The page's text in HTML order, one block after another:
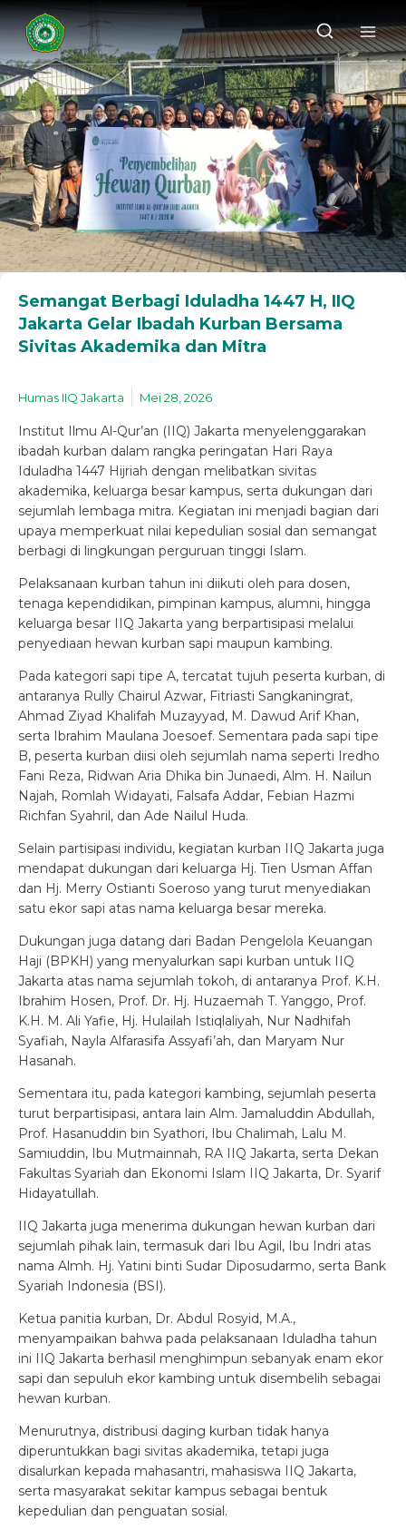
Semangat Berbagi Iduladha 1447 H, IIQ
Jakarta Gelar Ibadah Kurban Bersama
Sivitas Akademika dan Mitra
Humas IIQ Jakarta Mei 28, 2026
Institut Ilmu Al-Qur’an (IIQ) Jakarta menyelenggarakan
ibadah kurban dalam rangka peringatan Hari Raya
Iduladha 1447 Hijriah dengan melibatkan sivitas
akademika, keluarga besar kampus, serta dukungan dari
sejumlah lembaga mitra. Kegiatan ini menjadi bagian dari
upaya memperkuat nilai kepedulian sosial dan semangat
berbagi di lingkungan perguruan tinggi Islam.
Pelaksanaan kurban tahun ini diikuti oleh para dosen,
tenaga kependidikan, pimpinan kampus, alumni, hingga
keluarga besar IIQ Jakarta yang berpartisipasi melalui
penyediaan hewan kurban sapi maupun kambing.
Pada kategori sapi tipe A, tercatat tujuh peserta kurban, di
antaranya Rully Chairul Azwar, Fitriasti Sangkaningrat,
Ahmad Ziyad Khalifah Muzayyad, M. Dawud Arif Khan,
serta Ibrahim Maulana Joesoef. Sementara pada sapi tipe
B, peserta kurban diisi oleh sejumlah nama seperti Iredho
Fani Reza, Ridwan Aria Dhika bin Junaedi, Alm. H. Nailun
Najah, Romlah Widayati, Falsafa Addar, Febian Hazmi
Richfan Syahril, dan Ade Nailul Huda.
Selain partisipasi individu, kegiatan kurban IIQ Jakarta juga
mendapat dukungan dari keluarga Hj. Tien Usman Affan
dan Hj. Merry Ostianti Soeroso yang turut menyediakan
satu ekor sapi atas nama keluarga besar mereka.
Dukungan juga datang dari Badan Pengelola Keuangan
Haji (BPKH) yang menyalurkan sapi kurban untuk IIQ
Jakarta atas nama sejumlah tokoh, di antaranya Prof. K.H.
Ibrahim Hosen, Prof. Dr. Hj. Huzaemah T. Yanggo, Prof.
K.H. M. Ali Yafie, Hj. Hulailah Istiqlaliyah, Nur Nadhifah
Syafiah, Nayla Alfarasifa Assyafi’ah, dan Maryam Nur
Hasanah.
Sementara itu, pada kategori kambing, sejumlah peserta
turut berpartisipasi, antara lain Alm. Jamaluddin Abdullah,
Prof. Hasanuddin bin Syathori, Ibu Chalimah, Lalu M.
Samiuddin, Ibu Mutmainnah, RA IIQ Jakarta, serta Dekan
Fakultas Syariah dan Ekonomi Islam IIQ Jakarta, Dr. Syarif
Hidayatullah.
IIQ Jakarta juga menerima dukungan hewan kurban dari
sejumlah pihak lain, termasuk dari Ibu Agil, Ibu Indri atas
nama Almh. Hj. Yatini binti Sudar Diposudarmo, serta Bank
Syariah Indonesia (BSI).
Ketua panitia kurban, Dr. Abdul Rosyid, M.A.,
menyampaikan bahwa pada pelaksanaan Iduladha tahun
ini IIQ Jakarta berhasil menghimpun sebanyak enam ekor
sapi dan sepuluh ekor kambing untuk disembelih sebagai
hewan kurban.
Menurutnya, distribusi daging kurban tidak hanya
diperuntukkan bagi sivitas akademika, tetapi juga
disalurkan kepada mahasantri, mahasiswa IIQ Jakarta,
serta masyarakat sekitar kampus sebagai bentuk
kepedulian dan penguatan sosial.